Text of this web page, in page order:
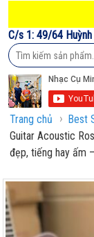
C/s 1: 49/64
Trang chủ › Best
Guitar Acoustic
đẹp, tiếng hay ấm